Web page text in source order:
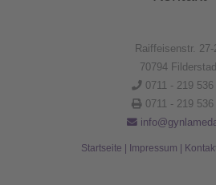
Raiffeisenstr. 27-
70794
0711 - 219 536
0711 - 219 536
Startseite | Impressum |